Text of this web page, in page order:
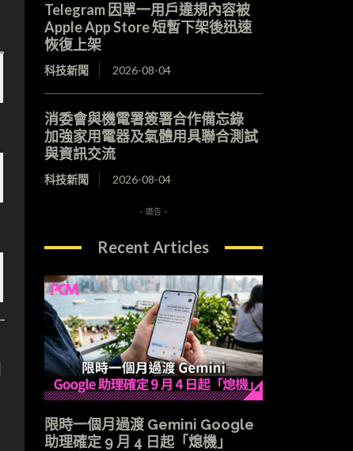
Telegram 因單一用戶違規內容被
Apple App Store 短暫下架後迅速
恢復上架
科技新聞 2026-08-04
消委會與機電署簽署合作備忘錄
加強家用電器及氣體用具聯合測試
與資訊交流
科技新聞 2026-08-04
- 廣告 -
Recent Articles
限時一個月過渡 Gemini Google
助理確定 9 月 4 日起「熄機」